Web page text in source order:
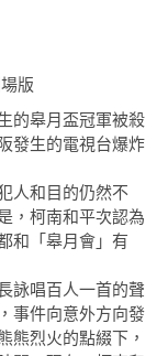
版
的皋月盃冠軍被殺
發生的電視台爆炸
人和目的仍然不
，柯南和平次認為
和「皋月會」有
詠唱百人一首的聲
事件向意外方向發
熊烈火的點綴下，